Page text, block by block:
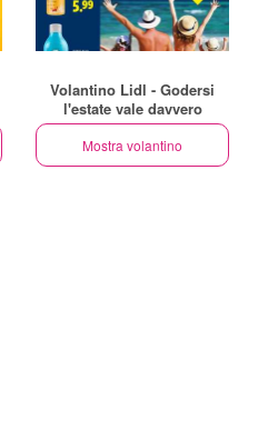
Volantino Lidl - Godersi
l'estate vale davvero
Mostra volantino